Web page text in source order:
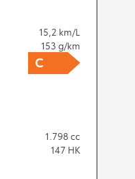
15,2 km/L
153 g/km
1.798 cc
147 HK